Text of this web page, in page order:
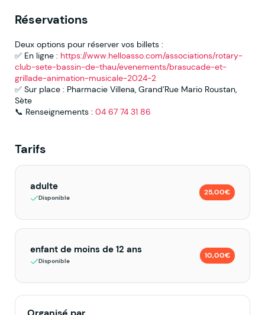
Réservations
Deux options pour réserver vos billets :
✅ En ligne : https://www.helloasso.com/associations/rotary-
club-sete-bassin-de-thau/evenements/brasucade-et-
grillade-animation-musicale-2024-2
✅ Sur place : Pharmacie Villena, Grand’Rue Mario Roustan,
Sète
📞 Renseignements : 04 67 74 31 86
Tarifs
adulte
Disponible
25,00€
enfant de moins de 12 ans
Disponible
10,00€